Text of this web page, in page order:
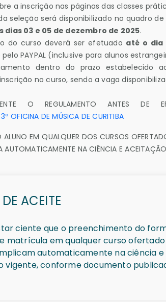
a inscrição nas páginas das classes
seleção será disponibilizado no quadro
dias 03 e 05 de dezembro de 2025.
do curso deverá ser efetuado até o dia
PAYPAL (inclusive para alunos
dentro do prazo estabelecido
no curso, sendo a vaga
O REGULAMENTO ANTES DE
OFICINA DE MÚSICA DE CURITIBA
EM QUALQUER DOS CURSOS
AUTOMATICAMENTE NA CIÊNCIA E
ACEITE
ciente que o preenchimento do
em qualquer curso ofertado na Oficina de Música
automaticamente na ciência
publicado na página oficial do